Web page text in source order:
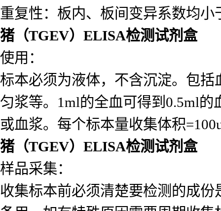
重复性：板内、板间变异系数均小
猪（TGEV）ELISA检测试剂盒
使用：
标本必须为液体，不含沉淀。包
匀浆等。1ml的全血可得到0.5ml的
或血浆。每个标本量收集体积
猪（TGEV）ELISA检测试剂盒
样品采集：
收集标本前必须清楚要检测的成